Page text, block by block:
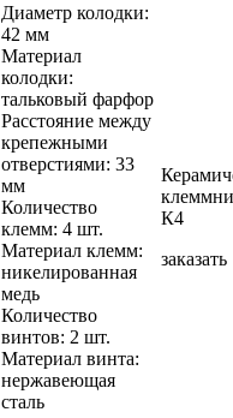
Диаметр колодки:
42 мм
Материал
колодки:
тальковый фарфор
Расстояние между
крепежными
отверстиями: 33
мм
Количество
клемм: 4 шт.
Материал клемм:
никелированная
медь
Количество
винтов: 2 шт.
Материал винта:
нержавеющая
сталь
К4
заказать